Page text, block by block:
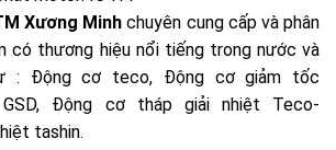
Xương Minh chuyên cung cấp và phân
có thương hiệu nổi tiếng trong nước và
: Động cơ teco, Động cơ giảm tốc
Động cơ tháp giải nhiệt Teco-
tashin.